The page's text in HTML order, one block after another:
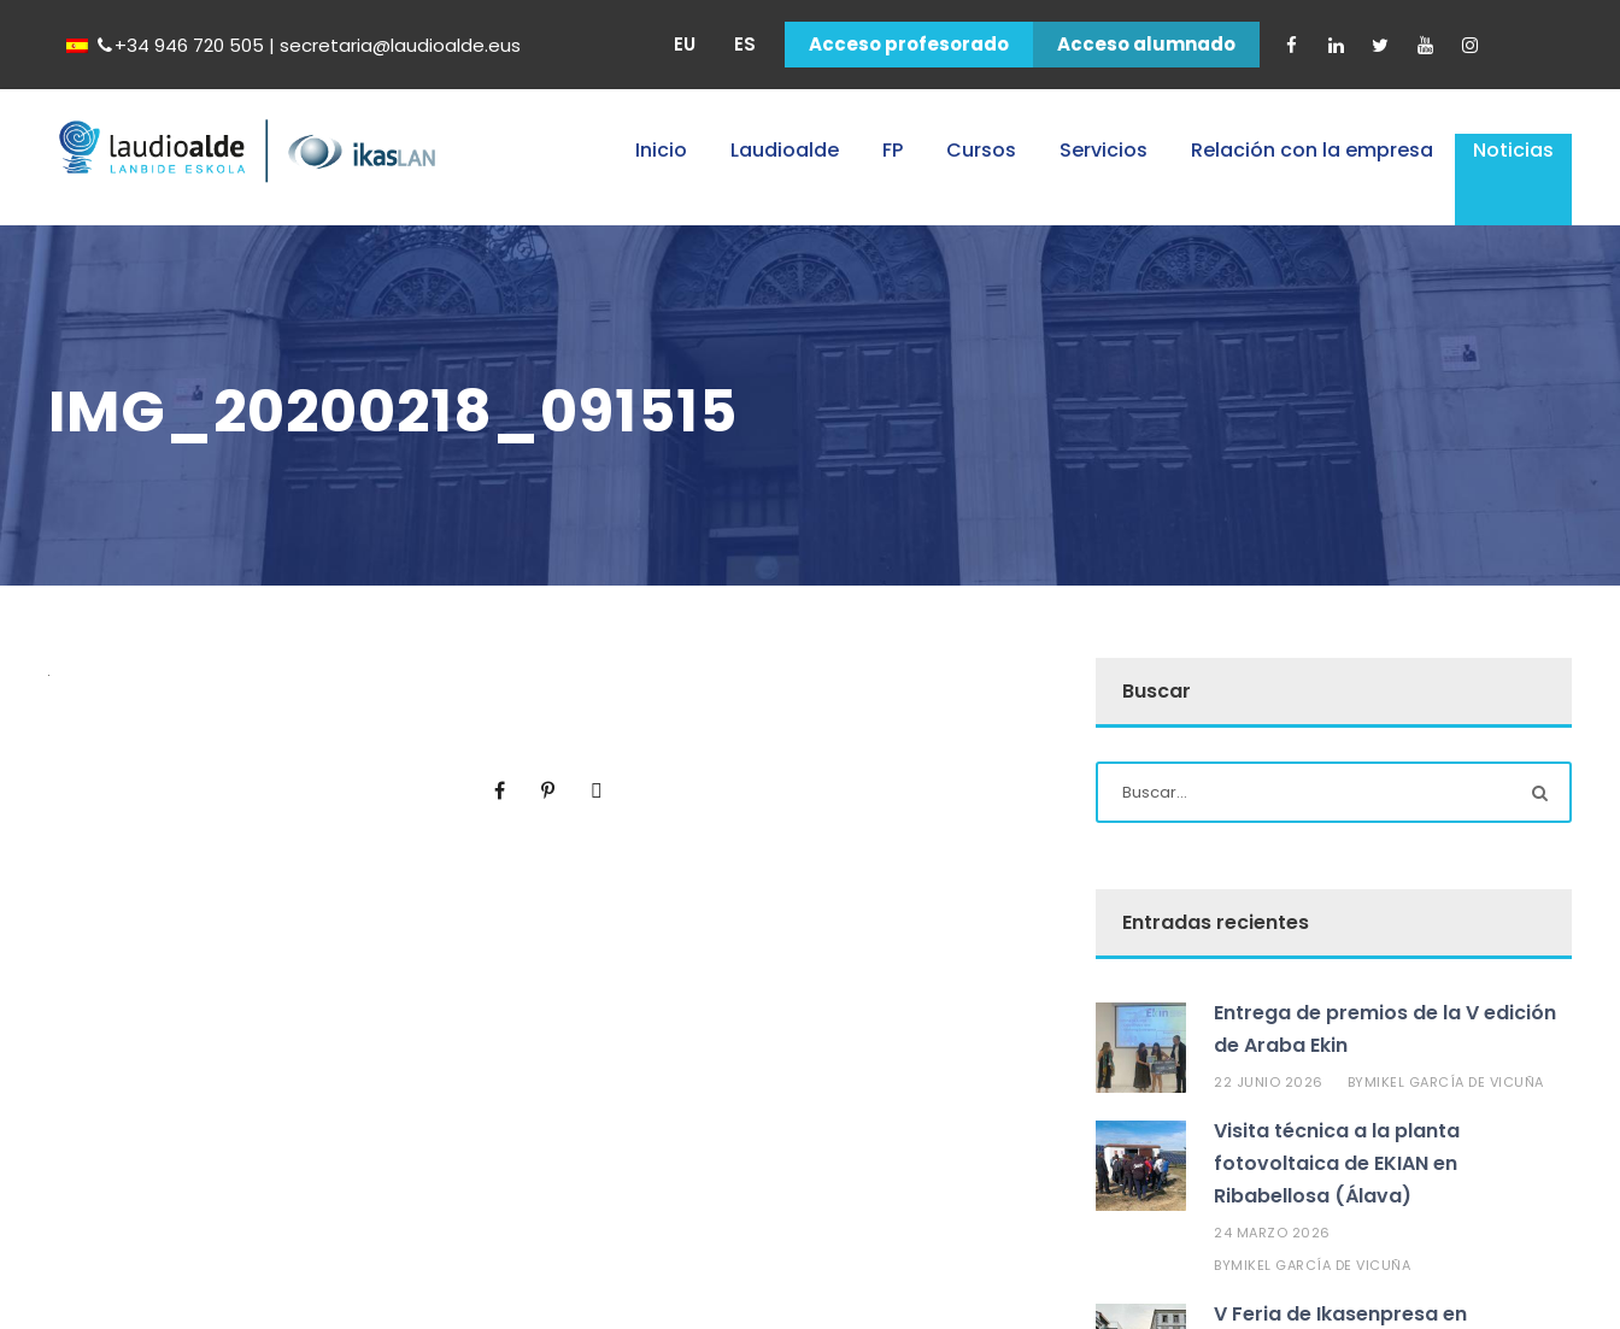
+34 946 720 505 | secretaria@laudioalde.eus EU ES Acceso profesorado Acceso alumnado
Inicio Laudioalde FP Cursos Servicios Relación con la empresa Noticias
IMG_20200218_091515
Buscar
Entradas recientes
Entrega de premios de la V edición
de Araba Ekin
22 JUNIO 2026 BYMIKEL GARCÍA DE VICUÑA
Visita técnica a la planta
fotovoltaica de EKIAN en
Ribabellosa (Álava)
24 MARZO 2026
BYMIKEL GARCÍA DE VICUÑA
V Feria de Ikasenpresa en